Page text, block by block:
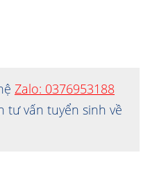
Zalo: 0376953188
tư vấn tuyển sinh về